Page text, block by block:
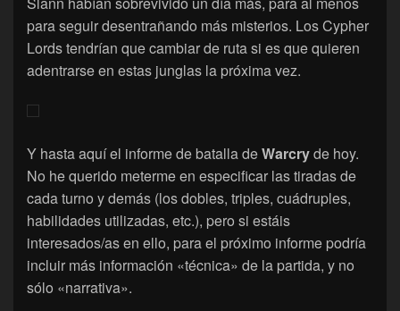
para seguir desentrañando más misterios. Los Cypher
Lords tendrían que cambiar de ruta si es que quieren
adentrarse en estas junglas la próxima vez.
Y hasta aquí el informe de batalla deWarcryde hoy.
No he querido meterme en especificar las tiradas de
cada turno y demás (los dobles, triples, cuádruples,
habilidades utilizadas, etc.), pero si estáis
interesados/as en ello, para el próximo informe podría
incluir más información «técnica» de la partida, y no
sólo «narrativa».